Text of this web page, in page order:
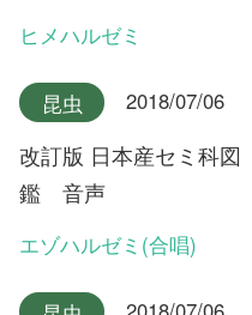
クマゼミ(合唱)
昆虫 2018/07/06
改訂版 日本産セミ科図
鑑 音声
クマゼミ
昆虫 2018/07/06
訂版 日本産セミ科図